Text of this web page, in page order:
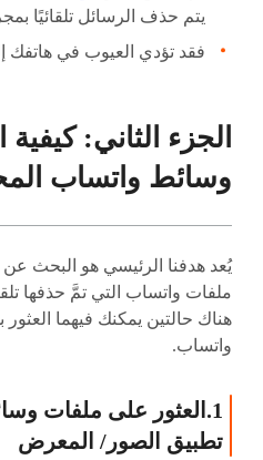
يتم حذف الرسائل تلقائيًا
فقد تؤدي العيوب في هاتفك
الجزء الثاني:
وسائط واتساب
يُعد هدفنا الرئيسي هو البحث
ملفات واتساب التي تمَّ حذفها
هناك حالتين يمكنك فيهما
واتساب.
1.العثور على ملفات
تطبيق الصور/ المعرض